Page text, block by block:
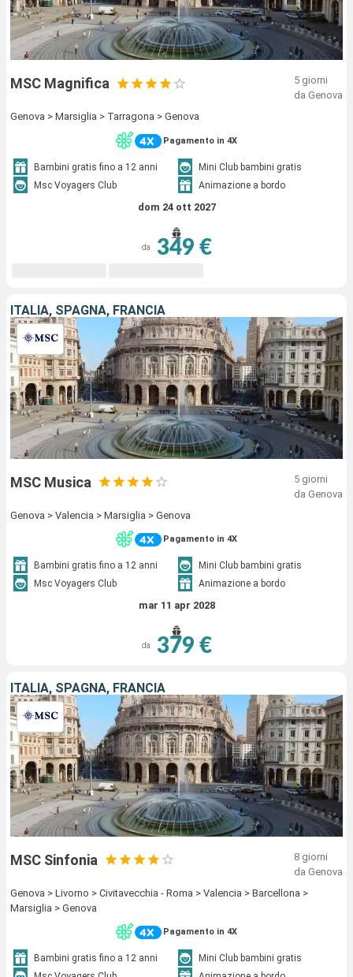
MSC Magnifica
5 giorni
da Genova
Genova > Marsiglia > Tarragona > Genova
Pagamento in 4X
Bambini gratis fino a 12 anni
Mini Club bambini gratis
Msc Voyagers Club
Animazione a bordo
dom 24 ott 2027
da 349 €
ITALIA, SPAGNA, FRANCIA
MSC Musica
5 giorni
da Genova
Genova > Valencia > Marsiglia > Genova
Pagamento in 4X
Bambini gratis fino a 12 anni
Mini Club bambini gratis
Msc Voyagers Club
Animazione a bordo
mar 11 apr 2028
da 379 €
ITALIA, SPAGNA, FRANCIA
MSC Sinfonia
8 giorni
da Genova
Genova > Livorno > Civitavecchia - Roma > Valencia > Barcellona >
Marsiglia > Genova
Pagamento in 4X
Bambini gratis fino a 12 anni
Mini Club bambini gratis